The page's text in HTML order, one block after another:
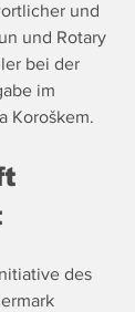
und
und Rotary
bei der
im
Koroškem.
des